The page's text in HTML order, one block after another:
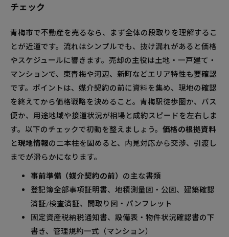
るコツ
売却方法の選択で青梅市不動産売却の手残り額と売
却日数を最大化
仲介・即時買取・買取保証の価格や日数をわか
りやすく比較
資金計画と税金・諸費用の把握で後悔しない売
よくある質問
青梅市マンション売却や査定で押さえるべき実務の
管理状態・修繕積立・長期修繕計画が評価にど
う効く？
ペット可・駐車場・共用施設の人気条件を上手
にPR
チェック
青梅市で不動産を売るなら、まず全体の段取りを理解するこ
とが近道です。流れはシンプルでも、抜け漏れがあると価格
やスケジュールに響きます。売却の主役は土地・一戸建て・
マンションで、東青梅や河辺、新町などエリア特性も要確認
です。ポイントは、媒介契約の前に資料を集め、現地の確認
を終えてから価格戦略を決めること。青梅駅徒歩圏か、バス
便か、用途地域や接道状況が相場と成約スピードを左右しま
す。以下のチェックで初動を整えましょう。 価格の根拠資料
と現地情報の二本柱を固めると、内見対応から交渉、引渡し
までが滑らかになります。
事前準備（媒介契約の前） の主な書類
登記簿全部事項証明書、地積測量図・公図、建築確認
済証/検査済証、間取り図・パンフレット
固定資産税納税通知書、設備表・物件状況確認書の下
書き、管理規約一式（マンション）